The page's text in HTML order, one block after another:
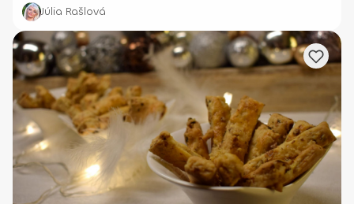
Júlia Rašlová